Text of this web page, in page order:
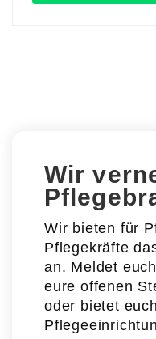
Wir
Wir bieten für
Pflegekräfte
an. Meldet
eure offenen
oder bietet